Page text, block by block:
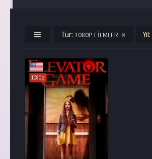
Tür: 1080P FİLMLER Yıl:
1080p